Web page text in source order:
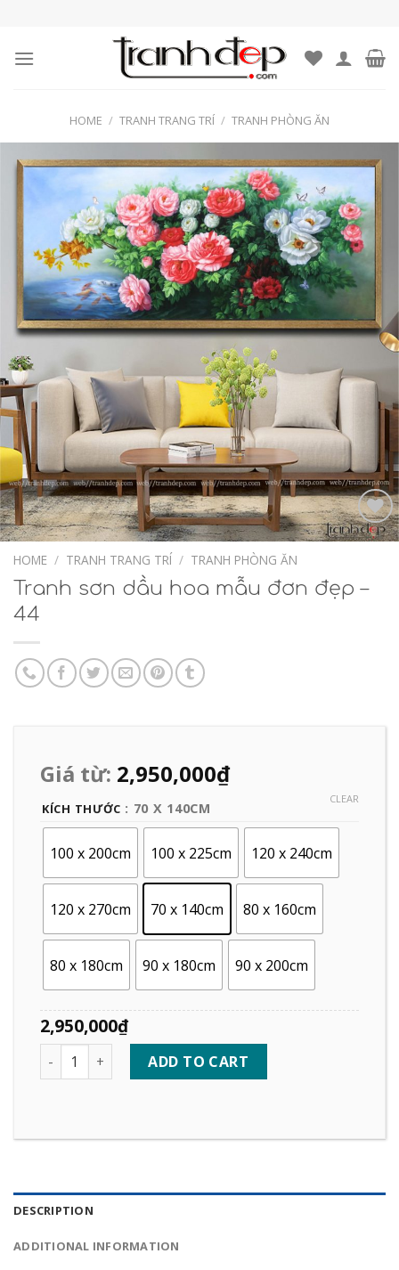
content
HOME / TRANH TRANG TRÍ / TRANH PHÒNG ĂN
Add to
HOME / TRANH TRANG TRÍ / TRANH PHÒNG ĂN
Tranh sơn dầu hoa mẫu đơn đẹp –
44
Giá từ: 2,950,000₫
KÍCH THƯỚC : 70 X 140CM
100 x 200cm 100 x 225cm 120 x 240cm
120 x 270cm 70 x 140cm 80 x 160cm
80 x 180cm 90 x 180cm 90 x 200cm
CLEAR
2,950,000₫
Quantity ADD TO CART
DESCRIPTION
ADDITIONAL INFORMATION